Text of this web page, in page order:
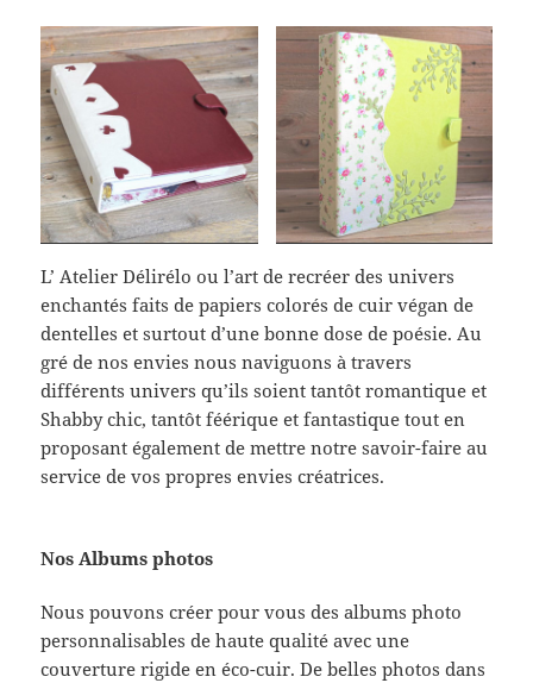
L’ Atelier Délirélo ou l’art de recréer des univers
enchantés faits de papiers colorés de cuir végan de
dentelles et surtout d’une bonne dose de poésie. Au
gré de nos envies nous naviguons à travers
différents univers qu’ils soient tantôt romantique et
Shabby chic, tantôt féérique et fantastique tout en
proposant également de mettre notre savoir-faire au
service de vos propres envies créatrices.
Nos Albums photos
Nous pouvons créer pour vous des albums photo
personnalisables de haute qualité avec une
couverture rigide en éco-cuir. De belles photos dans